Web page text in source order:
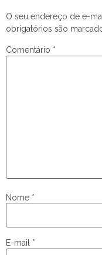
O seu endereço de e-
obrigatórios são
Comentário *
Nome *
E-mail *